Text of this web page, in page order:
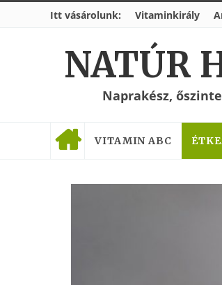
Itt vásárolunk: Vitaminkirály
NATÚR
Naprakész,
VITAMIN ABC